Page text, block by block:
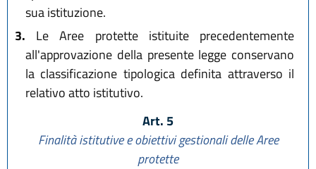
sua istituzione.
3. Le Aree protette istituite precedentemente
all'approvazione della presente legge conservano
la classificazione tipologica definita attraverso il
relativo atto istitutivo.
Art. 5
Finalità istitutive e obiettivi gestionali delle Aree
protette